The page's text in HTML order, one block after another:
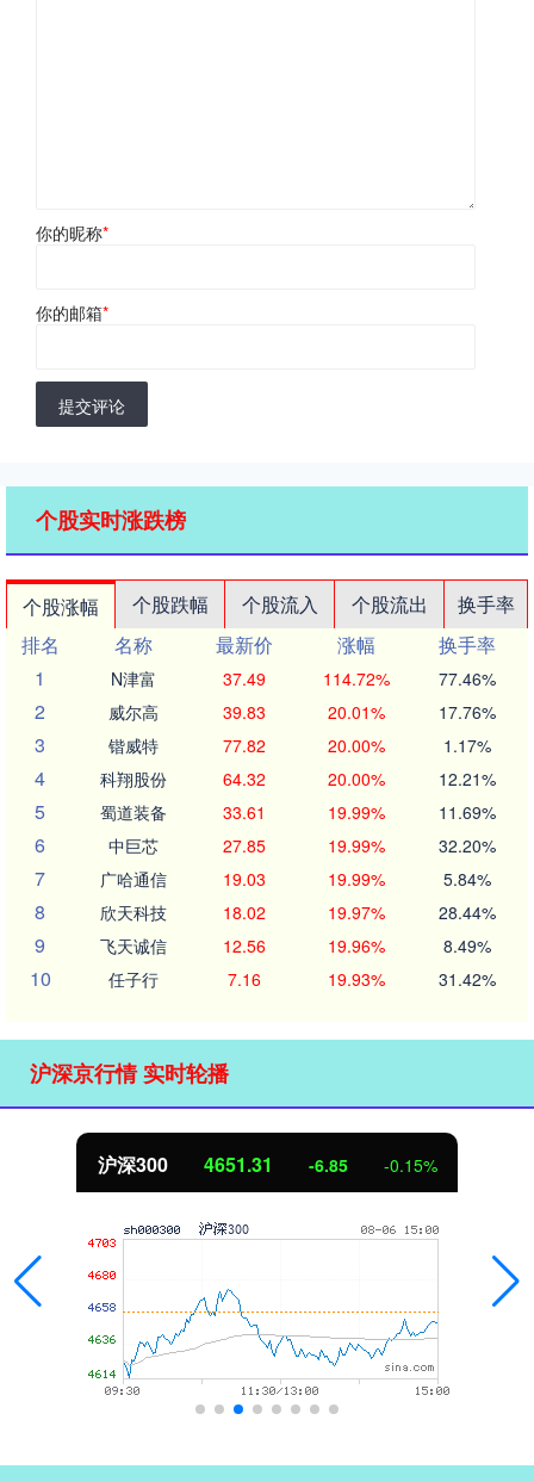
你的昵称*
你的邮箱*
提交评论
个股实时涨跌榜
个股涨幅 个股跌幅 个股流入 个股流出
换手率
排名
名称 最新价 涨幅
换手率
1
N津富 37.49 114.72% 77.46%
2 威尔高 39.83 20.01% 17.76%
3 锴威特 77.82 20.00% 1.17%
4 科翔股份 64.32 20.00% 12.21%
5 蜀道装备 33.61 19.99% 11.69%
6 中巨芯 27.85 19.99% 32.20%
7 广哈通信 19.03 19.99% 5.84%
8 欣天科技 18.02 19.97% 28.44%
9 飞天诚信 12.56 19.96% 8.49%
10 任子行 7.16 19.93% 31.42%
沪深京行情 实时轮播
沪深300 4651.31 -6.85 -0.15%